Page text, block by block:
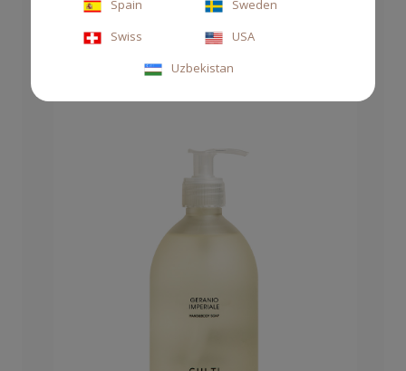
Spain
Sweden
Swiss
USA
Uzbekistan